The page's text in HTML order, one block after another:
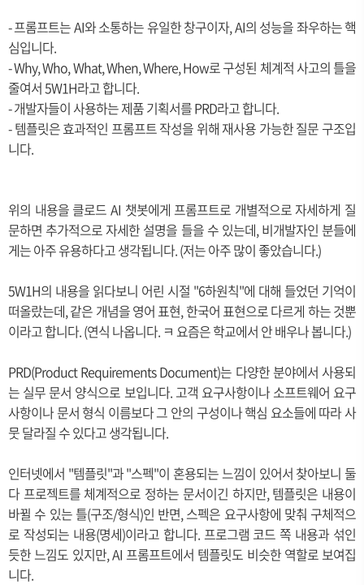
- 프롬프트는 AI와 소통하는 유일한 창구이자, AI의 성능을 좌우하는 핵
심입니다.
- Why, Who, What, When, Where, How로 구성된 체계적 사고의 틀을
줄여서 5W1H라고 합니다.
- 개발자들이 사용하는 제품 기획서를 PRD라고 합니다.
- 템플릿은 효과적인 프롬프트 작성을 위해 재사용 가능한 질문 구조입
니다.
위의 내용을 클로드 AI 챗봇에게 프롬프트로 개별적으로 자세하게 질
문하면 추가적으로 자세한 설명을 들을 수 있는데, 비개발자인 분들에
게는 아주 유용하다고 생각됩니다. (저는 아주 많이 좋았습니다.)
5W1H의 내용을 읽다보니 어린 시절 "6하원칙"에 대해 들었던 기억이
떠올랐는데, 같은 개념을 영어 표현, 한국어 표현으로 다르게 하는 것뿐
이라고 합니다. (연식 나옵니다. ㅋ 요즘은 학교에서 안 배우나 봅니다.)
PRD(Product Requirements Document)는 다양한 분야에서 사용되
는 실무 문서 양식으로 보입니다. 고객 요구사항이나 소프트웨어 요구
사항이나 문서 형식 이름보다 그 안의 구성이나 핵심 요소들에 따라 사
뭇 달라질 수 있다고 생각됩니다.
인터넷에서 "템플릿"과 "스펙"이 혼용되는 느낌이 있어서 찾아보니 둘
다 프로젝트를 체계적으로 정하는 문서이긴 하지만, 템플릿은 내용이
바뀔 수 있는 틀(구조/형식)인 반면, 스펙은 요구사항에 맞춰 구체적으
로 작성되는 내용(명세)이라고 합니다. 프로그램 코드 쪽 내용과 섞인
듯한 느낌도 있지만, AI 프롬프트에서 템플릿도 비슷한 역할로 보여집
니다.